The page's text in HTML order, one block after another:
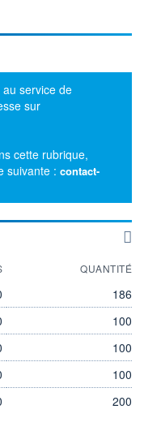
service de
sur
cette rubrique,
suivante : contact-
QUANTITÉ
186
100
100
100
200